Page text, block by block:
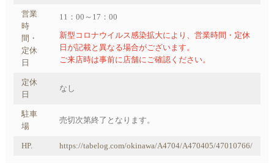
営業
時
間・
定休
日
11：00～17：00
新型コロナウイルス感染拡大により、営業時間・定休
日が記載と異なる場合がございます。
ご来店時は事前に店舗にご確認ください。
定休
日
なし
駐車
場
売切次第終了となります。
HP. https://tabelog.com/okinawa/A4704/A470405/47010766/